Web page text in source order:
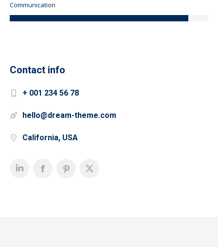
Communication
Contact info
+ 001 234 56 78
hello@dream-theme.com
California, USA